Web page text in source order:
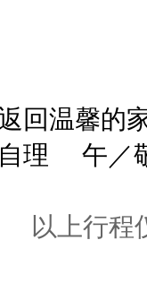
回温馨的
自理 午
以上行程